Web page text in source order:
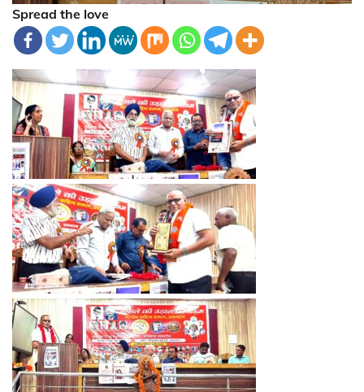
Spread the love